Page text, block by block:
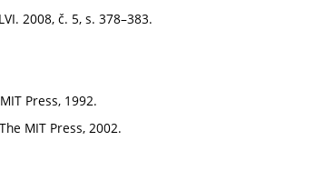
2008, č. 5, s. 378–383.
Press, 1992.
MIT Press, 2002.